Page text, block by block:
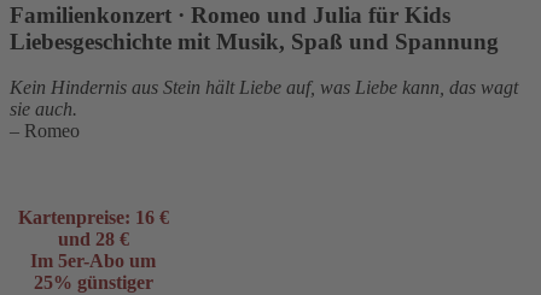
Familienkonzert · Romeo und Julia für Kids
Liebesgeschichte mit Musik, Spaß und Spannung
Kein Hindernis aus Stein hält Liebe auf, was Liebe kann, das wagt
sie auch.
– Romeo
Kartenpreise: 16 €
und 28 €
Im 5er-Abo um
25% günstiger